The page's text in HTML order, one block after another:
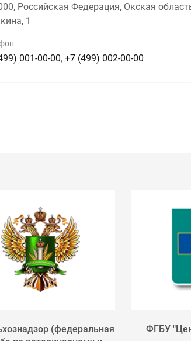
Российская Федерация, Окская
1
001-00-00, +7 (499) 002-00-00
(федеральная
ФГБУ